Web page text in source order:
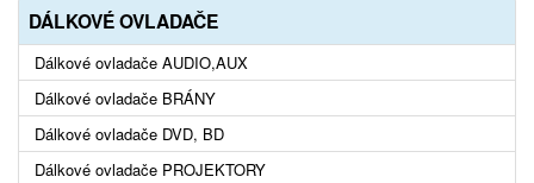
DÁLKOVÉ OVLADAČE
Dálkové ovladače AUDIO,AUX
Dálkové ovladače BRÁNY
Dálkové ovladače DVD, BD
Dálkové ovladače PROJEKTORY